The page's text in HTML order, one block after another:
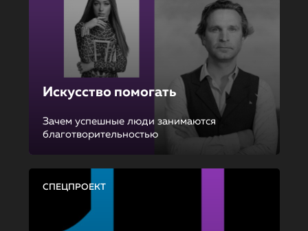
Искусство помогать
Зачем успешные люди занимаются
благотворительностью
СПЕЦПРОЕКТ